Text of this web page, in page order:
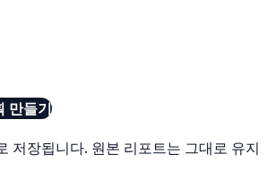
만들기
저장됩니다. 원본 리포트는 그대로 유지